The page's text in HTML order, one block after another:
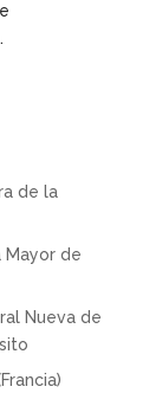
de la
Mayor de
Nueva de